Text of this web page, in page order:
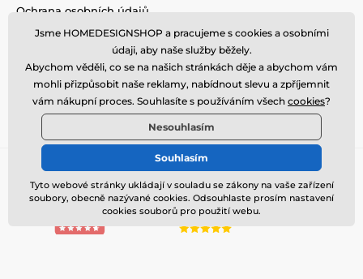
Ochrana osobních údajů
Vrácení a výměna zboží
Nevyzvednutá objednávka na
dobírku
Podmínky akce a slevové
kódy
Reklamace
Jsme HOMEDESIGNSHOP a pracujeme s cookies a osobními
údaji, aby naše služby běžely.
Abychom věděli, co se na našich stránkách děje a abychom vám
mohli přizpůsobit naše reklamy, nabídnout slevu a zpříjemnit
vám nákupní proces. Souhlasíte s používáním všech cookies?
Nesouhlasím
Souhlasím
Tyto webové stránky ukládají v souladu se zákony na vaše zařízení
soubory, obecně nazývané cookies. Odsouhlaste prosím nastavení
cookies souborů pro použití webu.